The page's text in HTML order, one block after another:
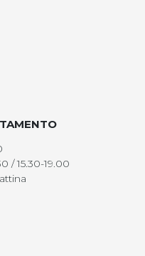
/ 15.30-19.00